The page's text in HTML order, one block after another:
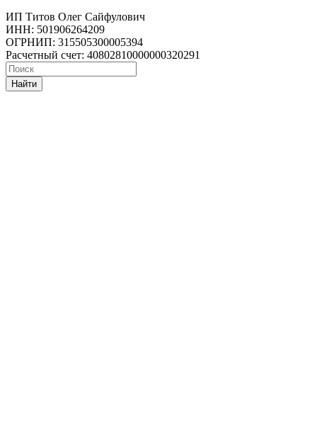
ИП Титов Олег Сайфулович
ИНН: 501906264209
ОГРНИП: 315505300005394
Расчетный счет: 40802810000000320291
Найти